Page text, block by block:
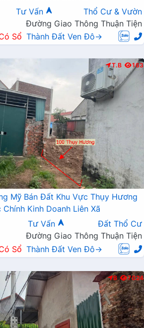
Tư Vấn
Thổ Cư & Vườn
Đường Giao Thông Thuận Tiện
Sổ Thành Đất Ven Đô→
T.B 163
Mỹ Bán Đất Khu Vực Thụy Hương
Kinh Doanh Liên Xã
Tư Vấn
Đất Thổ Cư
Đường Giao Thông Thuận Tiện
Sổ Thành Đất Ven Đô→
B 7024